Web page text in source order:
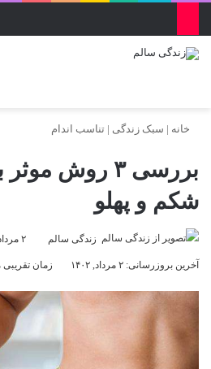
خانه | سبک زندگی | تناسب اندام
بررسی ۳ روش
شکم و پهلو
زندگی سالم ۲ مرداد, ۱۴۰۲
آخرین بروزرسانی: ۲ مرداد, ۱۴۰۲ زمان تقریبی